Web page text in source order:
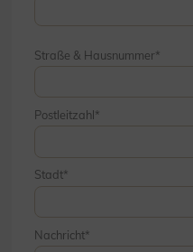
Straße & Hausnummer
Postleitzahl
Stadt
Nachricht